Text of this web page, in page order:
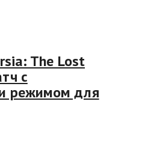
The Lost
с
режимом для